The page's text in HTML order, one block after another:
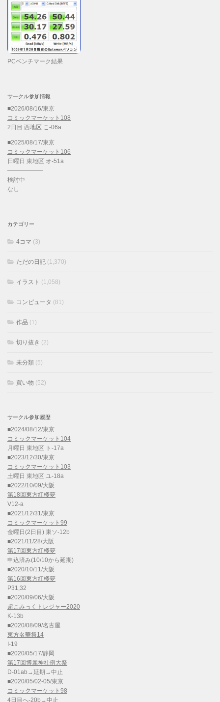
PCベンチマーク結果
サークル参加情報
■2026/08/16/東京
コミックマーケット108
2日目 西地区 こ-06a
■2025/08/17/東京
コミックマーケット106
日曜日 東地区 オ-51a
——————
検討中
なし
カテゴリー
4コマ (3)
ただの日記 (1,370)
イラスト (1,058)
コンピュータ (81)
作品 (1)
切り抜き (2)
未分類 (5)
買い物 (52)
サークル参加履歴
■2024/08/12/東京
コミックマーケット104
月曜日 東地区 ト-17a
■2023/12/30/東京
コミックマーケット103
土曜日 東地区 ユ-18a
■2022/10/09/大阪
第18回東方紅楼夢
V12-a
■2021/12/31/東京
コミックマーケット99
金曜日(2日目) 東ソ-12b
■2021/11/28/大阪
第17回東方紅楼夢
申込済み(10/10から延期)
■2020/10/11/大阪
第16回東方紅楼夢
P31,32
■2020/09/06/大阪
超こみっくトレジャー2020
K-13b
■2020/08/09/名古屋
東方名華祭14
I-19
■2020/05/17/静岡
第17回博麗神社例大祭
D-01ab→延期→中止
■2020/05/02-05/東京
コミックマーケット98
4日目へ-20b→中止